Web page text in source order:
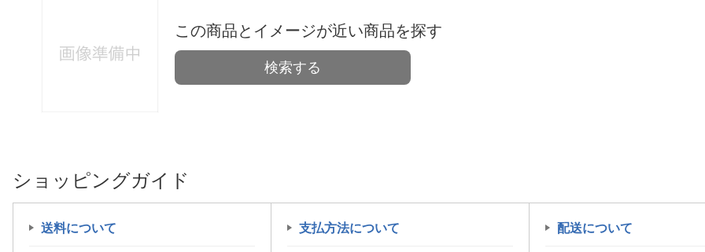
この商品とイメージが近い商品を探す
検索する
ショッピングガイド
送料について 支払方法について 配送について